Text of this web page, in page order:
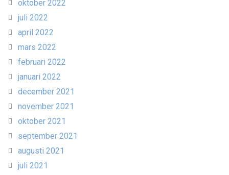
oktober 2022
juli 2022
april 2022
mars 2022
februari 2022
januari 2022
december 2021
november 2021
oktober 2021
september 2021
augusti 2021
juli 2021